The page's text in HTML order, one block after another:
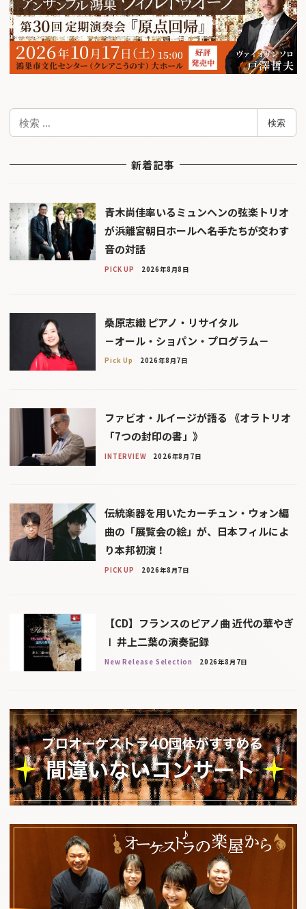
検
索
検索
新着記事
青木尚佳率いるミュンヘンの弦楽トリオ
が浜離宮朝日ホールへ――名手たちが交わす
音の対話
PICK UP 2026年8月8日
桑原志織 ピアノ・リサイタル
－オール・ショパン・プログラム－
Pick Up 2026年8月7日
ファビオ・ルイージが語る 《オラトリオ
「7つの封印の書」》
INTERVIEW 2026年8月7日
伝統楽器を用いたカーチュン・ウォン編
曲の「展覧会の絵」が、日本フィルによ
り本邦初演！
PICK UP 2026年8月7日
【CD】フランスのピアノ曲 近代の華やぎ
Ⅰ 井上二葉の演奏記録
New Release Selection 2026年8月7日